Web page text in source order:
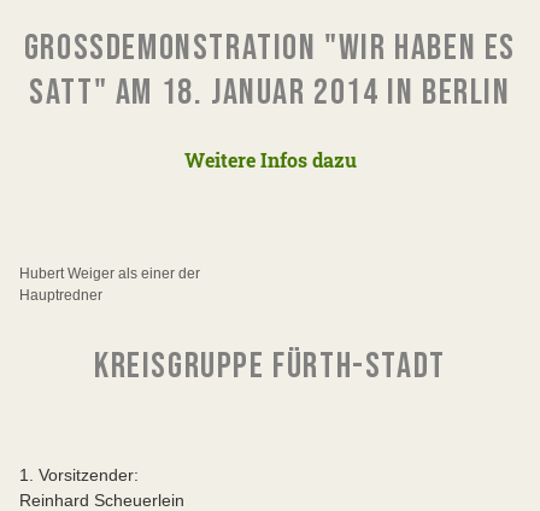
GROSSDEMONSTRATION "WIR HABEN ES S
ATT" AM 18. JANUAR 2014 IN BERLIN
Weitere Infos dazu
Hubert Weiger als einer der
Hauptredner
KREISGRUPPE FÜRTH-STADT
1. Vorsitzender:
Reinhard Scheuerlein